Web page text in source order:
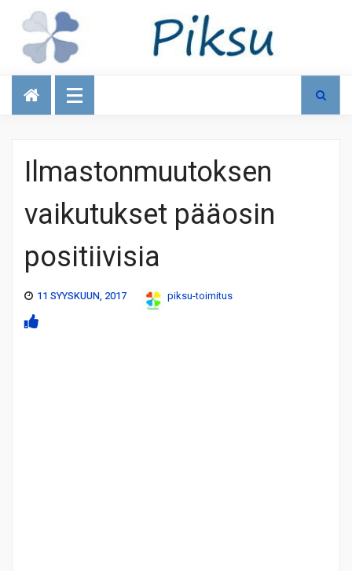
Talous
Ilmastonmuutoksen
vaikutukset pääosin
positiivisia
11 SYYSKUUN, 2017 piksu-toimitus